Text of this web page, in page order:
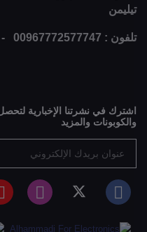
تيليمن
تلفون : 00967772577747 - 00967777297492
اشترك في نشرتنا الإخبارية
والكوبونات والمزيد